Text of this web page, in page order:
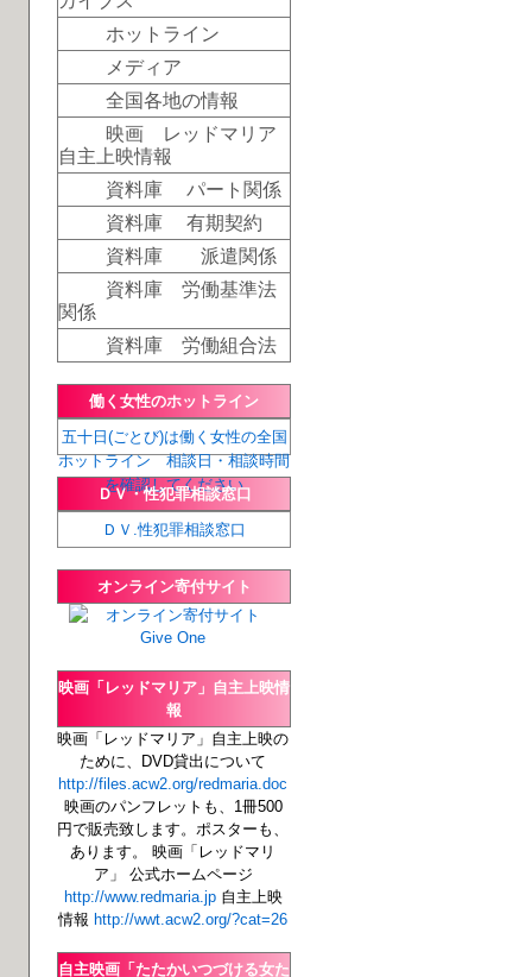
ホットライン
メディア
全国各地の情報
映画 レッドマリア
自主上映情報
資料庫 パート関係
資料庫 有期契約
資料庫 派遣関係
資料庫 労働基準法
関係
資料庫 労働組合法
働く女性のホットライン
五十日(ごとび)は働く女性の全国
ホットライン 相談日・相談時間
を確認してください
ＤＶ・性犯罪相談窓口
ＤＶ.性犯罪相談窓口
オンライン寄付サイト
映画「レッドマリア」自主上映情
報
映画「レッドマリア」自主上映の
ために、DVD貸出について
http://files.acw2.org/redmaria.doc
映画のパンフレットも、1冊500
円で販売致します。ポスターも、
あります。 映画「レッドマリ
ア」 公式ホームページ
http://www.redmaria.jp自主上映
情報 http://wwt.acw2.org/?cat=26
自主映画「たたかいつづける女た